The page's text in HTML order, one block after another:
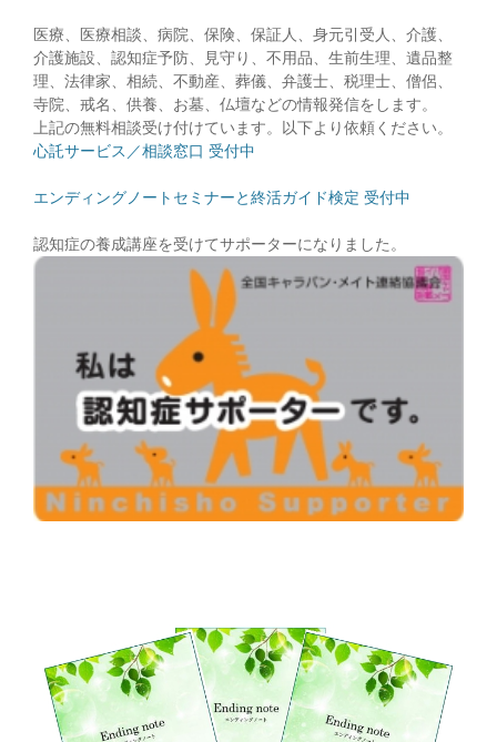
医療、医療相談、病院、保険、保証人、身元引受人、介護、
介護施設、認知症予防、見守り、不用品、生前生理、遺品整
理、法律家、相続、不動産、葬儀、弁護士、税理士、僧侶、
寺院、戒名、供養、お墓、仏壇などの情報発信をします。
上記の無料相談受け付けています。以下より依頼ください。
心託サービス／相談窓口 受付中
エンディングノートセミナーと終活ガイド検定 受付中
認知症の養成講座を受けてサポーターになりました。